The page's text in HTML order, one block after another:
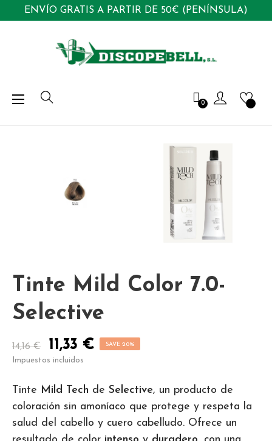
ENVÍO GRATIS A PARTIR DE 50€ (PENÍNSULA)
0
Navegación
palanca
☰
Tinte Mild Color 7.0-
Selective
14,16 € 11,33 € SAVE 20%
Impuestos incluidos
Tinte Mild Tech de Selective, un producto de
coloración sin amoníaco que protege y respeta la
salud del cabello y cuero cabelludo. Ofrece un